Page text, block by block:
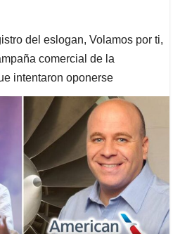
del eslogan, Volamos por ti,
comercial de la
intentaron oponerse